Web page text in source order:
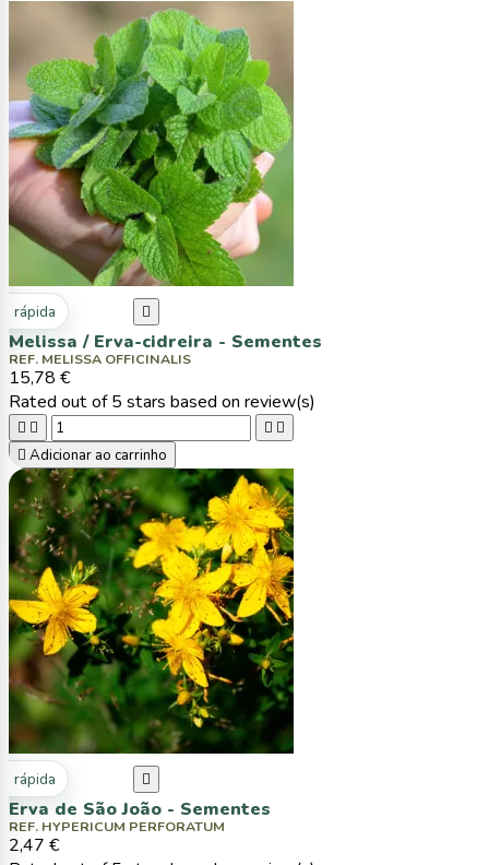
rápida 
Melissa / Erva-cidreira - Sementes
REF. MELISSA OFFICINALIS
15,78 €
Rated out of 5 stars based on review(s)
   
 Adicionar ao carrinho
rápida 
Erva de São João - Sementes
REF. HYPERICUM PERFORATUM
2,47 €